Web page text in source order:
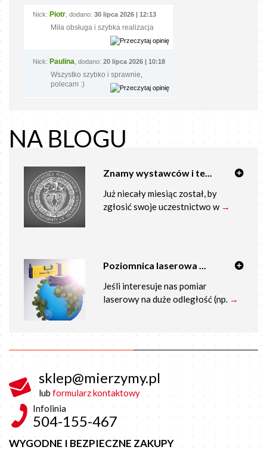
Nick: Piotr , dodano: 30 lipca 2026 | 12:13
Miła obsługa i szybka realizacja
Nick: Paulina , dodano: 20 lipca 2026 | 10:18
Wszystko szybko i sprawnie,
polecam :)
NA BLOGU
Znamy wystawców i te...
Już niecały miesiąc został, by
zgłosić swoje uczestnictwo w →
Poziomnica laserowa ...
Jeśli interesuje nas pomiar
laserowy na duże odległość (np. →
sklep@mierzymy.pl
lub formularz kontaktowy
Infolinia
504-155-467
WYGODNE I BEZPIECZNE ZAKUPY